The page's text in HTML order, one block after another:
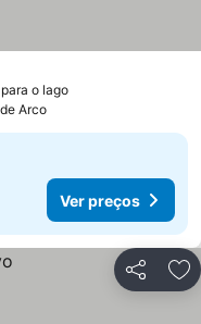
o lago
Arco
Ver preços
Partilhar